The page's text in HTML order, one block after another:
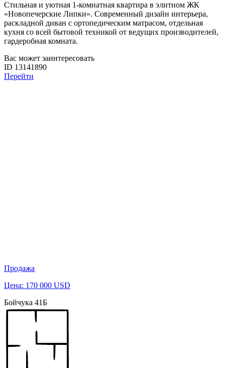
Стильная и уютная 1-комнатная квартира в элитном ЖК
«Новопечерские Липки». Современный дизайн интерьера,
раскладной диван с ортопедическим матрасом, отдельная
кухня со всей бытовой техникой от ведущих производителей,
гардеробная комната.
Вас может заинтересовать
ID 13141890
Перейти
Продажа
Цена: 170 000 USD
Бойчука 41Б